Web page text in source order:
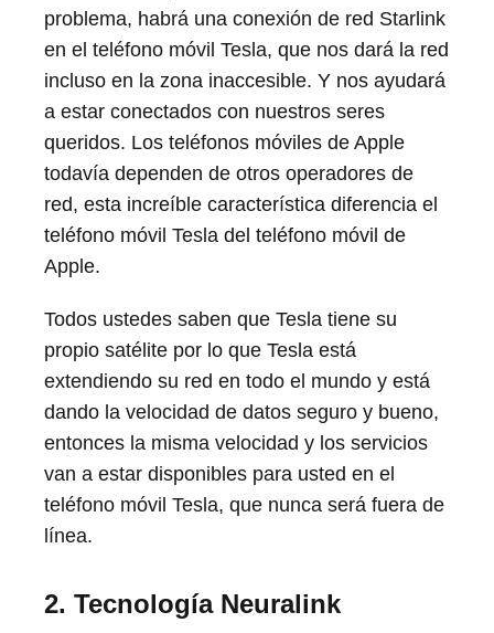
problema, habrá una conexión de red Starlink
en el teléfono móvil Tesla, que nos dará la red
incluso en la zona inaccesible. Y nos ayudará
a estar conectados con nuestros seres
queridos. Los teléfonos móviles de Apple
todavía dependen de otros operadores de
red, esta increíble característica diferencia el
teléfono móvil Tesla del teléfono móvil de
Apple.
Todos ustedes saben que Tesla tiene su
propio satélite por lo que Tesla está
extendiendo su red en todo el mundo y está
dando la velocidad de datos seguro y bueno,
entonces la misma velocidad y los servicios
van a estar disponibles para usted en el
teléfono móvil Tesla, que nunca será fuera de
línea.
2. Tecnología Neuralink